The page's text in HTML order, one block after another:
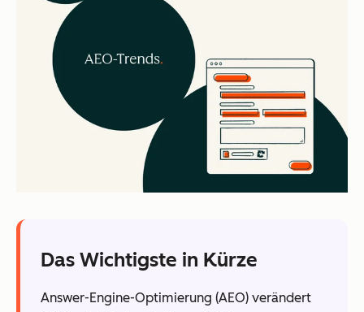
Das Wichtigste in Kürze
Answer-Engine-Optimierung (AEO) verändert